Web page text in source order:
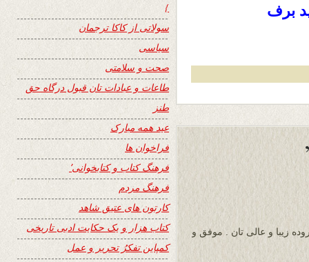
برف
زیبا و عالی تان . موفق و
}
سولاتی از کاکا ترجمان
سیاسی
صحت و سلامتی
طاعات و عبادات تان قبول درگاه حق
طنز
عید همه مبارک
فراخوان ها
فرهنگ کتاب و کتابخوانی٬
فرهنگ مردم
کارتون های عتیق شاهد
کتاب هزار و یک حکایت ادبی تاریخی
کمپاین تفکرُ تحریر و عمل